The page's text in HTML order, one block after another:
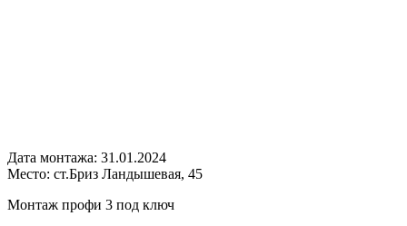
Дата монтажа: 31.01.2024
Место: ст.Бриз Ландышевая, 45
Монтаж профи 3 под ключ